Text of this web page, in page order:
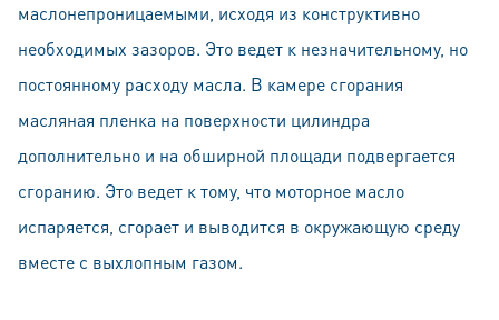
маслонепроницаемыми, исходя из конструктивно
необходимых зазоров. Это ведет к незначительному, но
постоянному расходу масла. В камере сгорания
масляная пленка на поверхности цилиндра
дополнительно и на обширной площади подвергается
сгоранию. Это ведет к тому, что моторное масло
испаряется, сгорает и выводится в окружающую среду
вместе с выхлопным газом.